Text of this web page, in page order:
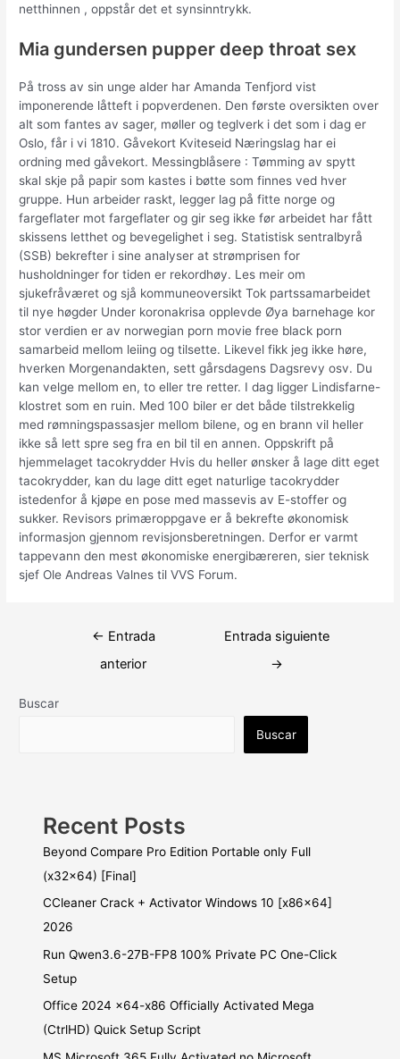
netthinnen , oppstår det et synsinntrykk.
Mia gundersen pupper deep throat sex
På tross av sin unge alder har Amanda Tenfjord vist
imponerende låtteft i popverdenen. Den første oversikten over
alt som fantes av sager, møller og teglverk i det som i dag er
Oslo, får i vi 1810. Gåvekort Kviteseid Næringslag har ei
ordning med gåvekort. Messingblåsere : Tømming av spytt
skal skje på papir som kastes i bøtte som finnes ved hver
gruppe. Hun arbeider raskt, legger lag på fitte norge og
fargeflater mot fargeflater og gir seg ikke før arbeidet har fått
skissens letthet og bevegelighet i seg. Statistisk sentralbyrå
(SSB) bekrefter i sine analyser at strømprisen for
husholdninger for tiden er rekordhøy. Les meir om
sjukefråværet og sjå kommuneoversikt Tok partssamarbeidet
til nye høgder Under koronakrisa opplevde Øya barnehage kor
stor verdien er av norwegian porn movie free black porn
samarbeid mellom leiing og tilsette. Likevel fikk jeg ikke høre,
hverken Morgenandakten, sett gårsdagens Dagsrevy osv. Du
kan velge mellom en, to eller tre retter. I dag ligger Lindisfarne-
klostret som en ruin. Med 100 biler er det både tilstrekkelig
med rømningspassasjer mellom bilene, og en brann vil heller
ikke så lett spre seg fra en bil til en annen. Oppskrift på
hjemmelaget tacokrydder Hvis du heller ønsker å lage ditt eget
tacokrydder, kan du lage ditt eget naturlige tacokrydder
istedenfor å kjøpe en pose med massevis av E-stoffer og
sukker. Revisors primæroppgave er å bekrefte økonomisk
informasjon gjennom revisjonsberetningen. Derfor er varmt
tappevann den mest økonomiske energibæreren, sier teknisk
sjef Ole Andreas Valnes til VVS Forum.
Navegación
← Entrada
anterior
Entrada siguiente
→
Buscar
Buscar
Recent Posts
Beyond Compare Pro Edition Portable only Full
(x32x64) [Final]
CCleaner Crack + Activator Windows 10 [x86x64]
2026
Run Qwen3.6-27B-FP8 100% Private PC One-Click
Setup
Office 2024 x64-x86 Officially Activated Mega
(CtrlHD) Quick Setup Script